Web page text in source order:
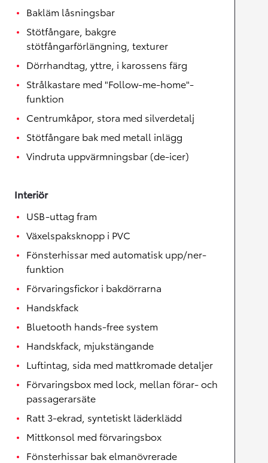
Bakläm låsningsbar
Stötfångare, bakgre
stötfångarförlängning, texturer
Dörrhandtag, yttre, i karossens färg
Strålkastare med "Follow-me-home"-
funktion
Centrumkåpor, stora med silverdetalj
Stötfångare bak med metall inlägg
Vindruta uppvärmningsbar (de-icer)
Interiör
USB-uttag fram
Växelspaksknopp i PVC
Fönsterhissar med automatisk upp/ner-
funktion
Förvaringsfickor i bakdörrarna
Handskfack
Bluetooth hands-free system
Handskfack, mjukstängande
Luftintag, sida med mattkromade detaljer
Förvaringsbox med lock, mellan förar- och
passagerarsäte
Ratt 3-ekrad, syntetiskt läderklädd
Mittkonsol med förvaringsbox
Fönsterhissar bak elmanövrerade